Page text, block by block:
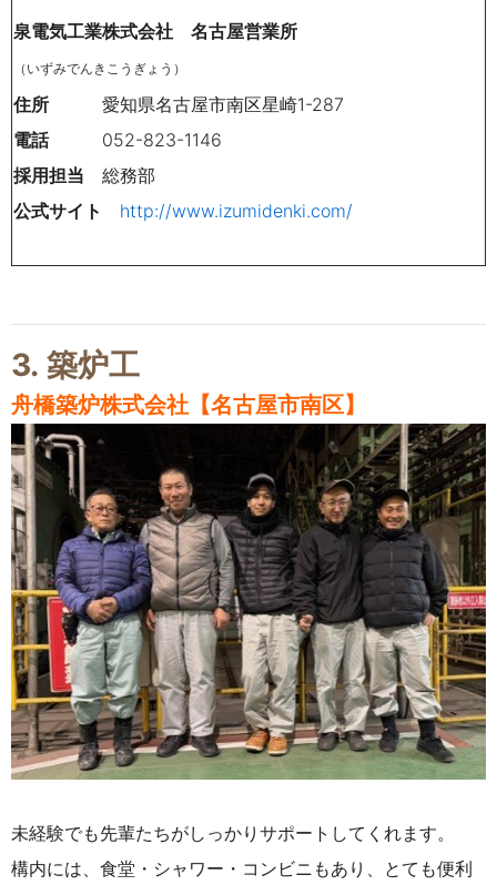
泉電気工業株式会社 名古屋営業所
（いずみでんきこうぎょう）
住所 愛知県名古屋市南区星崎1-287
電話052-823-1146
採用担当 総務部
公式サイト
http://www.izumidenki.com/
3. 築炉工
舟橋築炉株式会社【名古屋市南区】
未経験でも先輩たちがしっかりサポートしてくれます。
構内には、食堂・シャワー・コンビニもあり、とても便利